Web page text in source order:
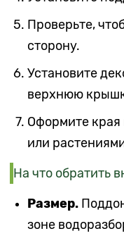
Проверьте,
сторону.
Установите
верхнюю
Оформите края
или
На что обратить
Размер.
зоне